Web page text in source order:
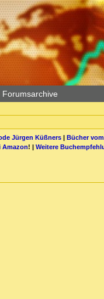
Forumsarchive
Jürgen Küßners| Bücher
Amazon! | Weitere